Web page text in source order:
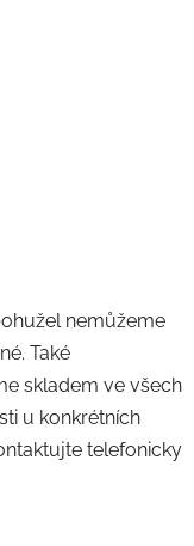
nemůžeme
Také
skladem ve všech
u konkrétních
telefonicky